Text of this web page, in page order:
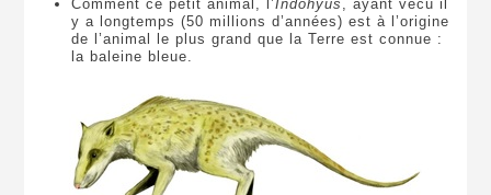
Comment ce petit animal, l’Indohyus , ayant vécu il
y a longtemps (50 millions d’années) est à l’origine
de l’animal le plus grand que la Terre est connue :
la baleine bleue.